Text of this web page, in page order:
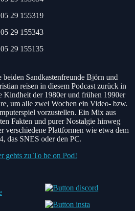
beiden Sandkastenfreunde Björn und
reisen in diesem Podcast zurück in
Kindheit der 1980er und frühen 1990er
um alle zwei Wochen ein Video- bzw.
vorzustellen. Ein Mix aus
Fakten und purer Nostalgie hinweg
verschiedene Plattformen wie etwa dem
das SNES oder den PC.
gehts zu To be on Pod!